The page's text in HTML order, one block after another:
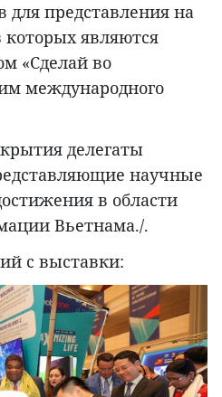
представления на
являются
«Сделай во
международного
делегаты
научные
в области
Вьетнама./.
с выставки: